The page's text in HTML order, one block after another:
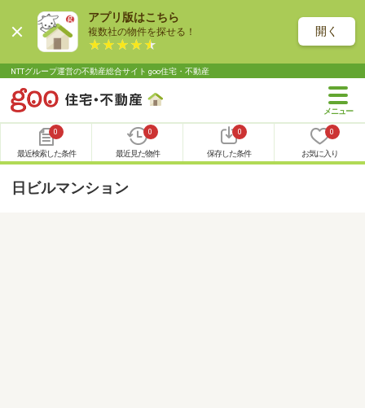
アプリ版はこちら
複数社の物件を探せる！ 開く
NTTグループ運営の不動産総合サイト goo住宅・不動産
0
最近検索した条件
0
最近見た物件
0
保存した条件
0
お気に入り
日ビルマンション